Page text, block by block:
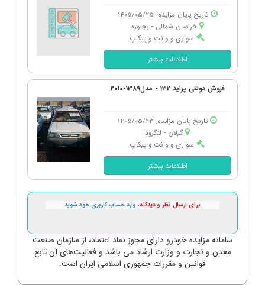
تاریخ پایان مزایده: 1405/05/25
خراسان شمالی - بجنورد
سواری و وانت و پیکاپ
اطلاعات بیشتر
فروش دولتی پراید 132 - مدل1389-2010
تاریخ پایان مزایده: 1405/05/23
گیلان - لنگرود
سواری و وانت و پیکاپ
اطلاعات بیشتر
برای ارسال نظر و دیدگاه، وارد حساب کاربری خود شوید
سامانه مزایده خودرو دارای مجوز نماد اعتماد، از سازمان صنعت
معدن و تجارت و وزارت ارشاد می باشد و فعالیت‌های آن تابع
قوانین و مقررات جمهوری اسلامی ایران است.